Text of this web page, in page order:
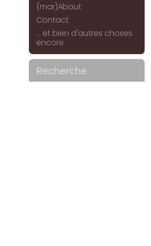
(mar)About
Contact
... et bien d'autres choses
encore
Recherche